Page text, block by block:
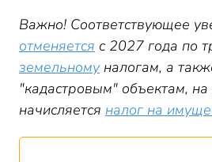
Важно! Соответствующее
отменяется с 2027 года по
земельномуналогам, а
"кадастровым" объектам,
начисляется налог на